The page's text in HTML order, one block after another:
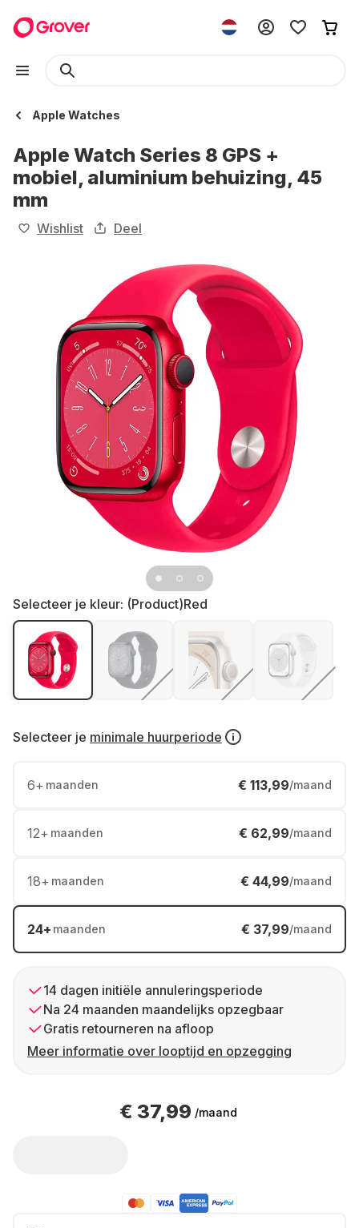
Apple Watches
Apple Watch Series 8 GPS +
mobiel, aluminium behuizing, 45
mm
Wishlist Deel
Selecteer je kleur: (Product)Red
Selecteer je minimale huurperiode
6+ maanden € 113,99/maand
12+ maanden € 62,99/maand
18+ maanden € 44,99/maand
24+ maanden € 37,99/maand
14 dagen initiële annuleringsperiode
Na 24 maanden maandelijks opzegbaar
Gratis retourneren na afloop
Meer informatie over looptijd en opzegging
€ 37,99 /maand